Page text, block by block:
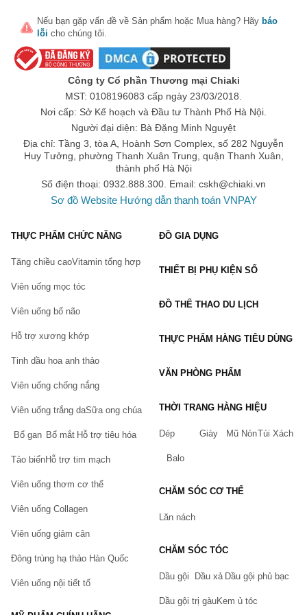
Muối tắm giúp thải độc cho cơ thể
Muối tắm rất giàu các khoáng chất như kali, magiê, natri và
canxi Bằng cách ngâm mình trong muối tắm, bạn có thể
thải độc cơ thểdễ dàng và hiệu quả vì làn da rất dễ hấp thu các
khoáng chất có trong muối tắm giúp thư giãn cơ thể và làm lành
các vết thương.
Sử dụng muối tắm phù hợp hỗ trợ hình thành protein
các tổn thương tế bào thần kinh của não bộ và kích thích sự phát
triển của não bằng cách tạo ra chất xám hoặc protein trong não
bộ. Điều này giúp bạn thông minh hơn và hỗ trợ tăng cường khả
năng nhanh nhạy khi giải quyết các vấn đề trong cuộc sống.
Muối tắm giúp giảm đau khớp và cơ một cách hiệu quả
Trên thực tế, ngâm muối là một phương pháp truyền thống
Muối tắm tẩy tế bào chết, mờ vết thâm, làm sáng da
Đây được coi là là một trong những ưu điểm siêu lớn của muối
tắm trắng trong làm đẹp. Muối tắm giúp tẩy tế bào chết nhẹ
nhàng, đồng thời các khoáng chất trong muối tắm có ưu điểm
nuôi dưỡng làn da. Sử dụng muối tắm là phương pháp tự nhiên
và lành tính cho da, đồng thời làm mịn da khô và đem lại cho bạn
3. Cách sử dụng muối tắm tẩy tế bào chết hiệu quả
Khi dùng nước làm ướt cơ thể, lấy một lượng nhỏ xoa đều
lên da, massage nhẹ nhàng toàn thân, massage kỹ những
Nếu bạn gặp vấn đề về Sản phẩm hoặc Mua hàng? Hãy báo
lỗi cho chúng tôi.
Công ty Cổ phần Thương mại Chiaki
MST: 0108196083 cấp ngày 23/03/2018.
Nơi cấp: Sở Kế hoạch và Đầu tư Thành Phố Hà Nội.
Người đại diện: Bà Đặng Minh Nguyệt
Địa chỉ: Tầng 3, tòa A, Hoành Sơn Complex, số 282 Nguyễn
Huy Tưởng, phường Thanh Xuân Trung, quận Thanh Xuân,
thành phố Hà Nội
Số điện thoại: 0932.888.300. Email: cskh@chiaki.vn
Sơ đồ Website Hướng dẫn thanh toán VNPAY
THỰC PHẨM CHỨC NĂNG
Tăng chiều caoVitamin tổng hợp
Viên uống mọc tóc
Viên uống bổ não
Hỗ trợ xương khớp
Tinh dầu hoa anh thảo
Viên uống chống nắng
Viên uống trắng daSữa ong chúa
Bổ gan Bổ mắt Hỗ trợ tiêu hóa
Tảo biểnHỗ trợ tim mạch
Viên uống thơm cơ thể
Viên uống Collagen
Viên uống giảm cân
Đông trùng hạ thảo Hàn Quốc
Viên uống nội tiết tố
ĐỒ GIA DỤNG
THIẾT BỊ PHỤ KIỆN SỐ
ĐỒ THỂ THAO DU LỊCH
THỰC PHẨM HÀNG TIÊU DÙNG
VĂN PHÒNG PHẨM
THỜI TRANG HÀNG HIỆU
Dép Giày Mũ NónTúi Xách
Balo
CHĂM SÓC CƠ THỂ
Lăn nách
CHĂM SÓC TÓC
Dầu gội Dầu xả Dầu gội phủ bạc
Dầu gội trị gàuKem ủ tóc